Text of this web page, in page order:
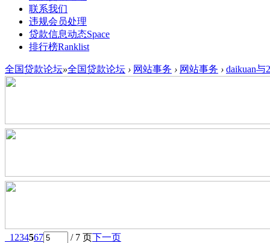
联系我们
违规会员处理
贷款信息动态Space
排行榜Ranklist
全国贷款论坛»全国贷款论坛 › 网站事务 › 网站事务 › daikuan
1 234567 / 7 页下一页